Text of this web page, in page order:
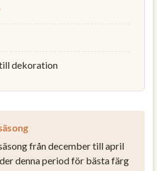
dekoration
från december till april
denna period för bästa färg